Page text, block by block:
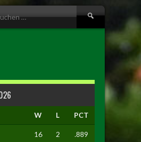
Suche
W L PCT
16 2 .889